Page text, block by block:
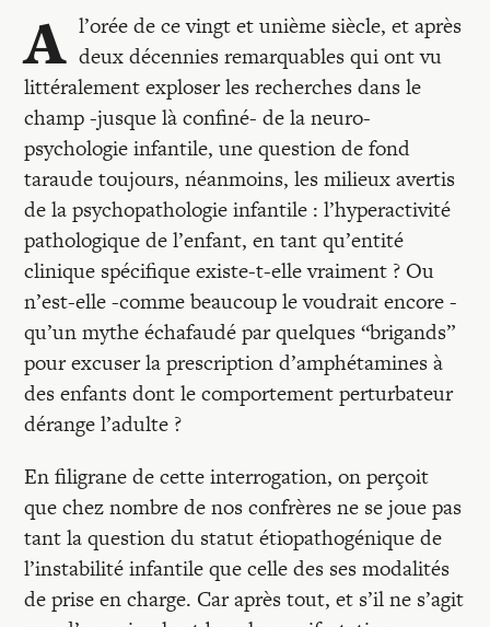
Blocs-notes
Recherches
Entretiens
Revues
Colloque
Mon panier
Mon compte
A l’orée de ce vingt et unième siècle, et après
deux décennies remarquables qui ont vu
littéralement exploser les recherches dans le
champ -jusque là confiné- de la neuro-
psychologie infantile, une question de fond
taraude toujours, néanmoins, les milieux avertis
de la psychopathologie infantile : l’hyperactivité
pathologique de l’enfant, en tant qu’entité
clinique spécifique existe-t-elle vraiment ? Ou
n’est-elle -comme beaucoup le voudrait encore -
qu’un mythe échafaudé par quelques “brigands”
pour excuser la prescription d’amphétamines à
des enfants dont le comportement perturbateur
dérange l’adulte ?
En filigrane de cette interrogation, on perçoit
que chez nombre de nos confrères ne se joue pas
tant la question du statut étiopathogénique de
l’instabilité infantile que celle des ses modalités
de prise en charge. Car après tout, et s’il ne s’agit